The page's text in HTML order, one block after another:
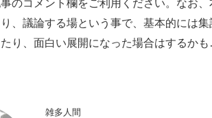
のコメント欄をご利用ください。なお
、議論する場という事で、基本的には
り、面白い展開になった場合はするか
雑多人間